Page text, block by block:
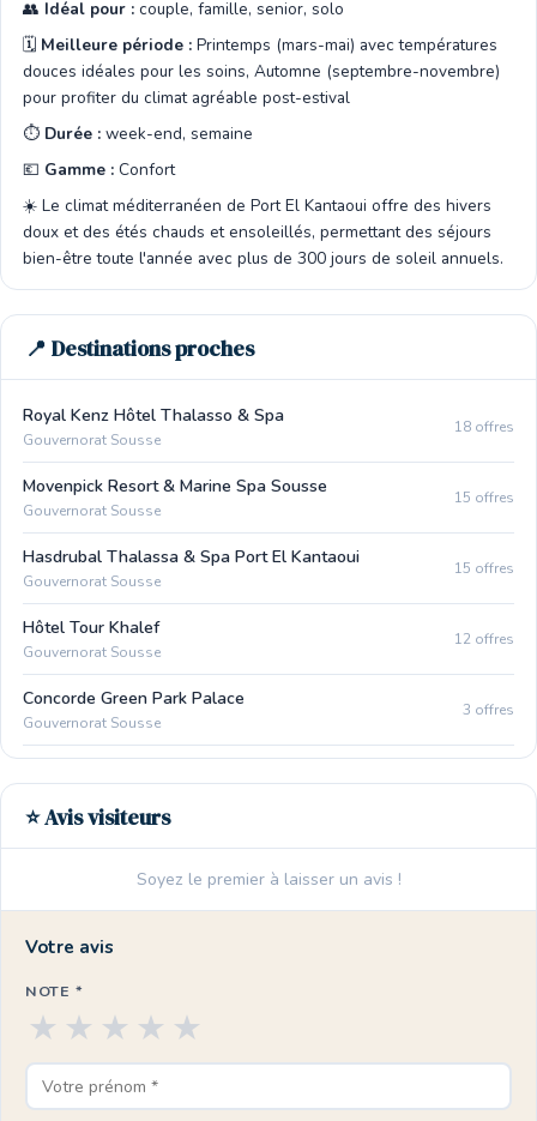
👥 Idéal pour : couple, famille, senior, solo
🗓️ Meilleure période : Printemps (mars-mai) avec températures
douces idéales pour les soins, Automne (septembre-novembre)
pour profiter du climat agréable post-estival
⏱️ Durée : week-end, semaine
💶 Gamme : Confort
☀️ Le climat méditerranéen de Port El Kantaoui offre des hivers
doux et des étés chauds et ensoleillés, permettant des séjours
bien-être toute l'année avec plus de 300 jours de soleil annuels.
📍 Destinations proches
Royal Kenz Hôtel Thalasso & Spa
Gouvernorat Sousse
18 offres
Movenpick Resort & Marine Spa Sousse
Gouvernorat Sousse
15 offres
Hasdrubal Thalassa & Spa Port El Kantaoui
Gouvernorat Sousse
15 offres
Hôtel Tour Khalef
Gouvernorat Sousse
12 offres
Concorde Green Park Palace
Gouvernorat Sousse
3 offres
⭐ Avis visiteurs
Soyez le premier à laisser un avis !
Votre avis
NOTE *
★
★
★
★
★